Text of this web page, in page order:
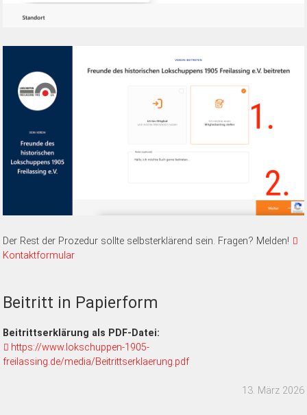
Der Rest der Prozedur sollte selbsterklärend sein. Fragen? Melden!
Kontaktformular
Beitritt in Papierform
Beitrittserklärung als PDF-Datei:
https://www.lokschuppen-1905-
freilassing.de/media/Beitrittserklaerung.pdf
13. März 2026